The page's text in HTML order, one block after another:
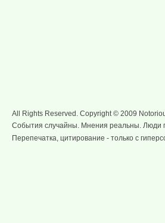
All Rights Reserved. Copyright © 2009
События случайны. Мнения реальны.
Перепечатка, цитирование - только с